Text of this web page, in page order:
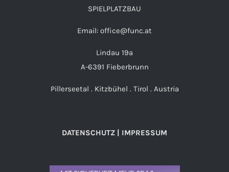
SPIELPLATZBAU
Email: office@func.at
Lindau 19a
A-6391 Fieberbrunn
Pillerseetal . Kitzbühel . Tirol . Austria
DATENSCHUTZ | IMPRESSUM